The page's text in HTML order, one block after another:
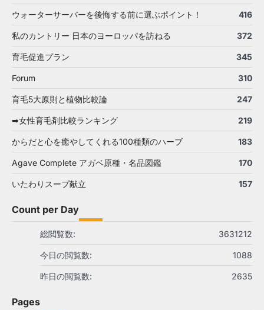
ウォーターサーバーを後悔する前に選ぶポイント！ 416
私のカントリー 日本のヨーロッパを訪ねる 372
育毛促進プラン 345
Forum 310
育毛5大原則と植物比較論 247
➡女性育毛剤比較ランキング 219
からだと心を癒やしてくれる100種類のハーブ 183
Agave Complete アガベ原種・名品図鑑 170
いたわりスープ献立 157
Count per Day
3631212
総閲覧数:
1088
今日の閲覧数:
2635
昨日の閲覧数:
Pages